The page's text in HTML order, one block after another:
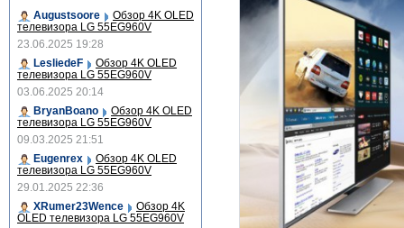
Augustsoore
Обзор 4K OLED
телевизора LG 55EG960V
23.06.2025 19:28
LesliedeF
Обзор 4K OLED
телевизора LG 55EG960V
03.06.2025 20:14
BryanBoano
Обзор 4K OLED
телевизора LG 55EG960V
09.03.2025 21:51
Eugenrex
Обзор 4K OLED
телевизора LG 55EG960V
29.01.2025 22:36
XRumer23Wence
Обзор 4K
OLED телевизора LG 55EG960V